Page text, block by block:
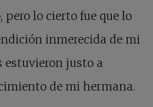
pero lo cierto fue que lo
inmerecida de mi
estuvieron justo a
de mi hermana.